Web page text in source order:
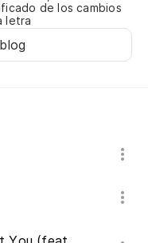
de los cambios
letra